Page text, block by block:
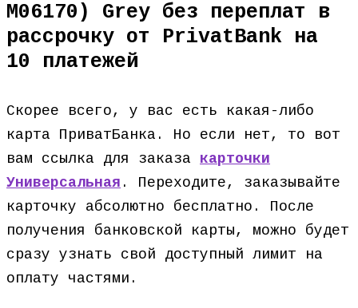
M06170) Grey без переплат в
рассрочку от PrivatBank на
10 платежей
Скорее всего, у вас есть какая-либо
карта ПриватБанка. Но если нет, то вот
вам ссылка для заказа карточки
Универсальная . Переходите, заказывайте
карточку абсолютно бесплатно. После
получения банковской карты, можно будет
сразу узнать свой доступный лимит на
оплату частями.